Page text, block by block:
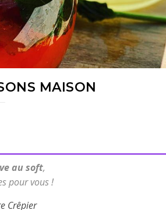
MAISON
au soft,
pour vous !
Crêpier